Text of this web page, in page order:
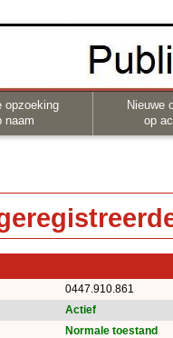
opzoeking
naam
Nieuwe
op
0447.910.861
Actief
Normale toestand